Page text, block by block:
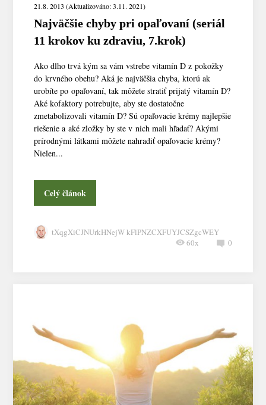
21.8. 2013 (Aktualizováno: 3.11. 2021)
Najväčšie chyby pri opaľovaní (seriál
11 krokov ku zdraviu, 7.krok)
Ako dlho trvá kým sa vám vstrebe vitamín D z pokožky
do krvného obehu? Aká je najväčšia chyba, ktorú ak
urobíte po opaľovaní, tak môžete stratiť prijatý vitamín D?
Aké kofaktory potrebujte, aby ste dostatočne
zmetabolizovali vitamín D? Sú opaľovacie krémy najlepšie
riešenie a aké zložky by ste v nich mali hľadať? Akými
prírodnými látkami môžete nahradiť opaľovacie krémy?
Nielen...
Celý článok
tXqgXiCJNUrkHNejW kFlPNZCXFUYJCSZgcWEY
0
60x